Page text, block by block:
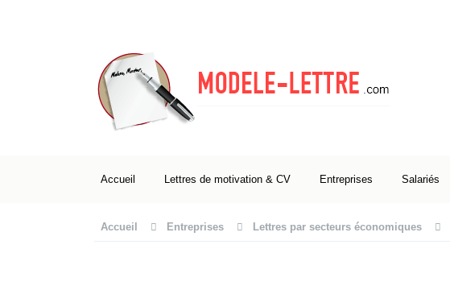
Accueil Lettres de motivation & CV Entreprises Salariés
Accueil Entreprises Lettres par secteurs économiques